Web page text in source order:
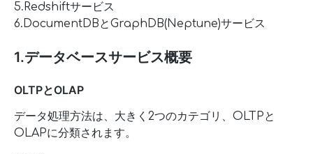
5.Redshiftサービス
6.DocumentDBとGraphDB(Neptune)サービス
1.データベースサービス概要
OLTPとOLAP
データ処理方法は、大きく2つのカテゴリ、OLTPと
OLAPに分類されます。